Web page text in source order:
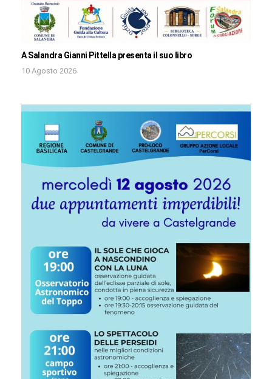
A Salandra Gianni Pittella presenta il suo libro
10 Agosto 2026